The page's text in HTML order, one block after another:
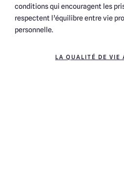
conditions qui encouragent les
respectent l’équilibre entre vie
personnelle.
LA QUALITÉ DE VIE